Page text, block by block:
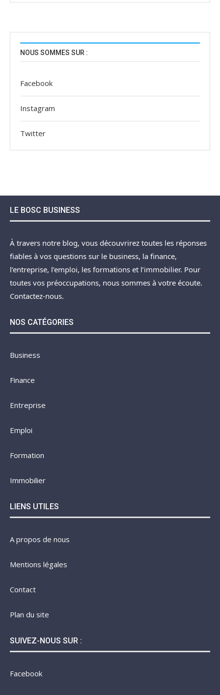
NOUS SOMMES SUR :
Facebook
Instagram
Twitter
LE BOSC BUSINESS
À travers notre blog, vous découvrirez toutes les réponses
fiables à vos questions sur le business, la finance,
l’entreprise, l’emploi, les formations et l’immobilier. Pour
toutes vos préoccupations, nous sommes à votre écoute.
Contactez-nous.
NOS CATÉGORIES
Business
Finance
Entreprise
Emploi
Formation
Immobilier
LIENS UTILES
A propos de nous
Mentions légales
Contact
Plan du site
SUIVEZ-NOUS SUR :
Facebook